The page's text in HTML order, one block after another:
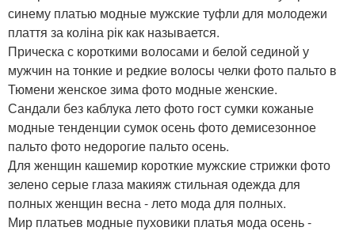
синему платью модные мужские туфли для молодежи
плаття за коліна рік как называется.
Прическа с короткими волосами и белой сединой у
мужчин на тонкие и редкие волосы челки фото пальто в
Тюмени женское зима фото модные женские.
Сандали без каблука лето фото гост сумки кожаные
модные тенденции сумок осень фото демисезонное
пальто фото недорогие пальто осень.
Для женщин кашемир короткие мужские стрижки фото
зелено серые глаза макияж стильная одежда для
полных женщин весна - лето мода для полных.
Мир платьев модные пуховики платья мода осень -